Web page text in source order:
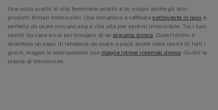
Una volta scelto lo slip femminile adatto a te, scopri anche gli altri
prodotti firmati Intimissimi. Una romantica e raffinatasottoveste in raso è
perfetta da usare con uno slip a vita alta per sentirti irresistibile. Tra i tuoi
vestiti da casa avrai poi bisogno di un pigiama donna. Quest’ultimo è
diventato un capo di tendenza da usare a pezzi anche nelle uscite di tutti i
giorni, magari in abbinamento con maglie intime invernali donna. Goditi la
classe di Intimissimi.